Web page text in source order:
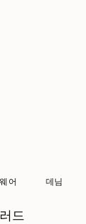
어 데님
드